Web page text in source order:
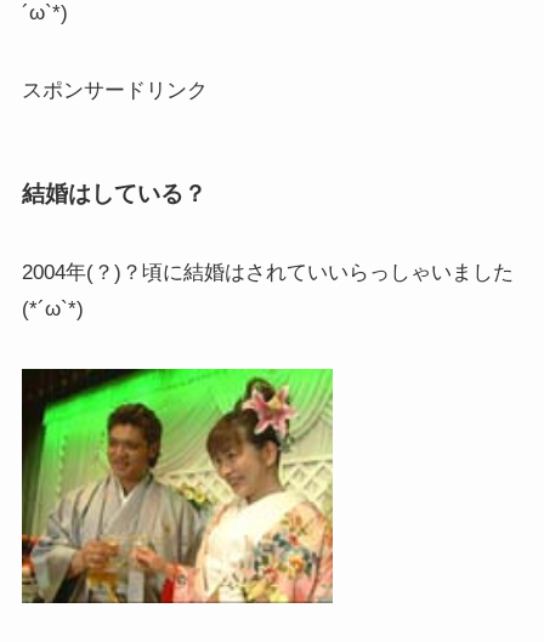
´ω`*)
スポンサードリンク
結婚はしている？
2004年(？)？頃に結婚はされていいらっしゃいました
(*´ω`*)